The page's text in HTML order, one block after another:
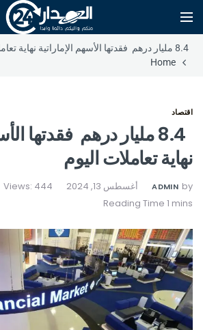
Home
اقتصاد
8.4 مليار درهم فقدتها
نهاية تعاملات اليوم
by
ADMIN أغسطس 13, 2024 Views: 444